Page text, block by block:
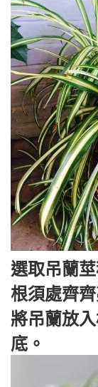
選取吊蘭
根須處齊
將吊蘭放
底。